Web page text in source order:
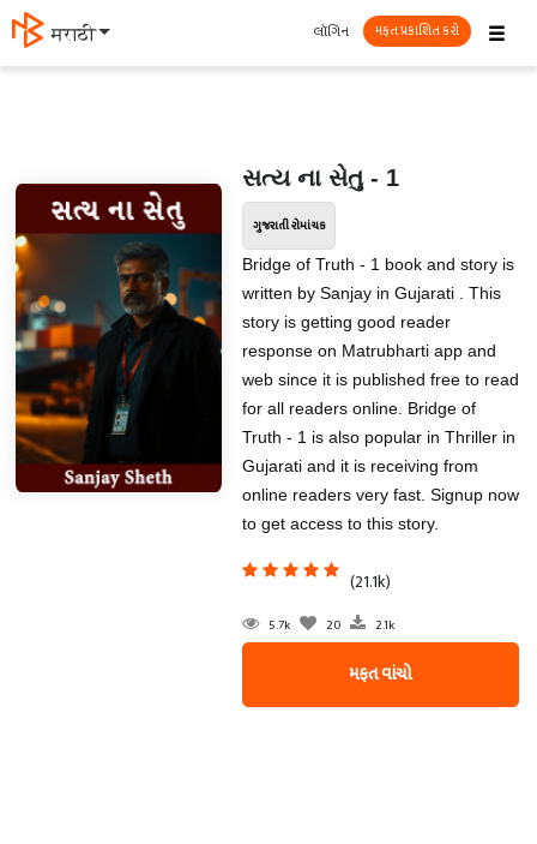
मराठी ☰
લૉગિન મફત પ્રકાશિત કરો
સત્ય ના સેતુ - 1
ગુજરાતી રોમાંચક
Bridge of Truth - 1 book and story is
written by Sanjay in Gujarati . This
story is getting good reader
response on Matrubharti app and
web since it is published free to read
for all readers online. Bridge of
Truth - 1 is also popular in Thriller in
Gujarati and it is receiving from
online readers very fast. Signup now
to get access to this story.
(21.1k)
5.7k 20 2.1k
મફત વાંચો